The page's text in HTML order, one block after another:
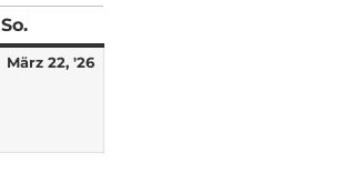
So.
März 22, '26